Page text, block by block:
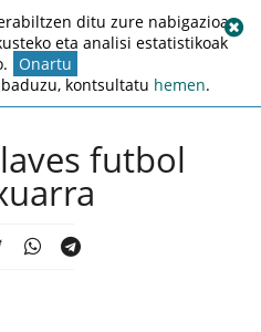
futbol
ditu zure nabigazioa
eta analisi estatistikoak
Onartu
kontsultatu hemen.